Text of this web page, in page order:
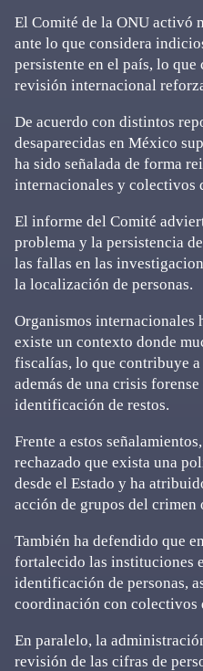
El Comité de la ONU activó
ante lo que considera
persistente en el país, lo
revisión internacional
De acuerdo con distintos
desaparecidas en México
ha sido señalada de forma
internacionales y colectivos
El informe del Comité
problema y la persistencia
las fallas en las
la localización de personas.
Organismos internacionales
existe un contexto donde
fiscalías, lo que contribuye
además de una crisis
identificación de restos.
Frente a estos
rechazado que exista una
desde el Estado y ha
acción de grupos del crimen
También ha defendido que
fortalecido las instituciones
identificación de personas,
coordinación con colectivos
En paralelo, la
revisión de las cifras de